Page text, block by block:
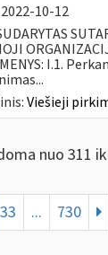
2022-10-12
I.1.
Viešieji
nuo 311
33 ... 730